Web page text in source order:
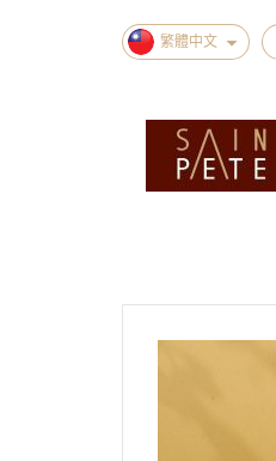
繁體中文